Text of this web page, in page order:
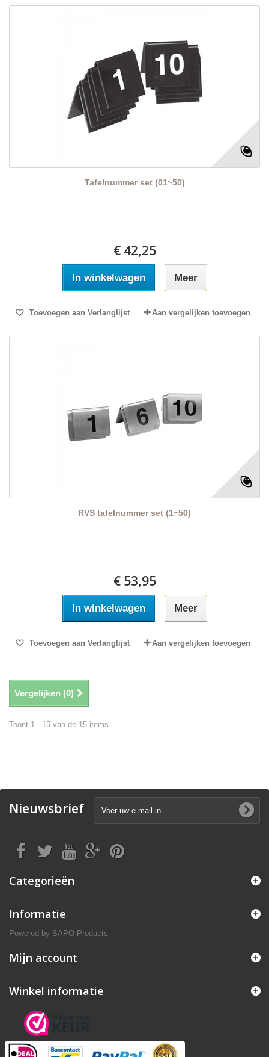
Tafelnummer set (01~50)
€ 42,25
In winkelwagen Meer
Toevoegen aan Verlanglijst Aan vergelijken toevoegen
RVS tafelnummer set (1~50)
€ 53,95
In winkelwagen Meer
Toevoegen aan Verlanglijst Aan vergelijken toevoegen
Vergelijken (0)
Toont 1 - 15 van de 15 items
Nieuwsbrief
Categorieën
Informatie
Powered by SAPO Products
Mijn account
Winkel informatie